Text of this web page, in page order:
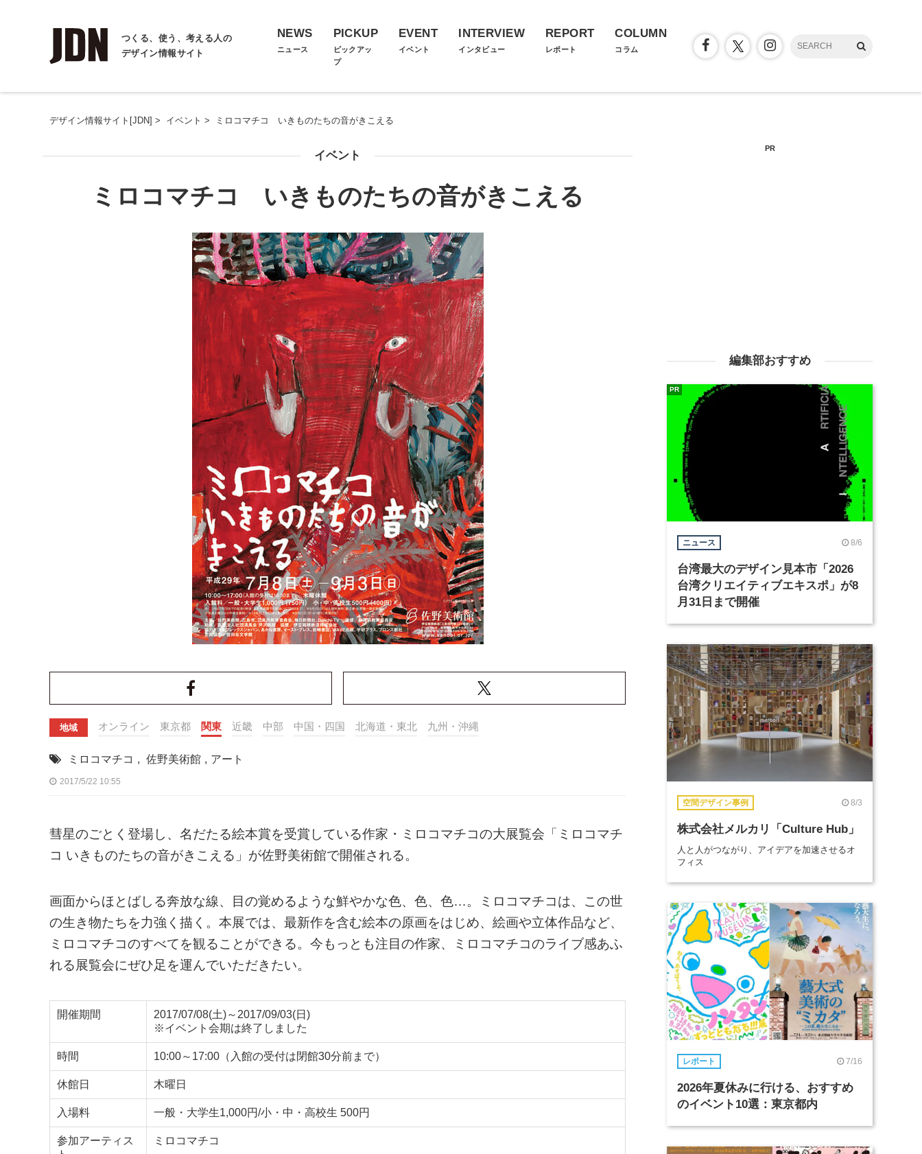
つくる、使う、考える人の
デザイン情報サイト
NEWS
ニュース
PICKUP
ピックアッ
プ
EVENT
イベント
INTERVIEW
インタビュー
REPORT
レポート
COLUMN
コラム
デザイン情報サイト[JDN] > イベント > ミロコマチコ いきものたちの音がきこえる
イベント
ミロコマチコ いきものたちの音がきこえる
地域 オンライン 東京都 関東 近畿 中部 中国・四国 北海道・東北 九州・沖縄
ミロコマチコ , 佐野美術館 , アート
2017/5/22 10:55
彗星のごとく登場し、名だたる絵本賞を受賞している作家・ミロコマチコの大展覧会「ミロコマチ
コ いきものたちの音がきこえる」が佐野美術館で開催される。
画面からほとばしる奔放な線、目の覚めるような鮮やかな色、色、色…。ミロコマチコは、この世
の生き物たちを力強く描く。本展では、最新作を含む絵本の原画をはじめ、絵画や立体作品など、
ミロコマチコのすべてを観ることができる。今もっとも注目の作家、ミロコマチコのライブ感あふ
れる展覧会にぜひ足を運んでいただきたい。
開催期間
2017/07/08(土)～2017/09/03(日)
※イベント会期は終了しました
時間 10:00～17:00（入館の受付は閉館30分前まで）
休館日 木曜日
入場料 一般・大学生1,000円/小・中・高校生 500円
参加アーティス
ミロコマチコ
PR
編集部おすすめ
ニュース 8/6
台湾最大のデザイン見本市「2026
台湾クリエイティブエキスポ」が8
月31日まで開催
PR
空間デザイン事例 8/3
株式会社メルカリ「Culture Hub」
人と人がつながり、アイデアを加速させるオ
フィス
レポート 7/16
2026年夏休みに行ける、おすすめ
のイベント10選：東京都内